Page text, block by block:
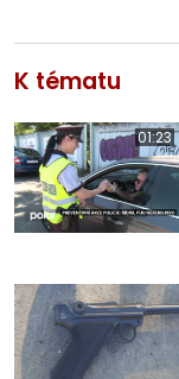
K tématu
01:23